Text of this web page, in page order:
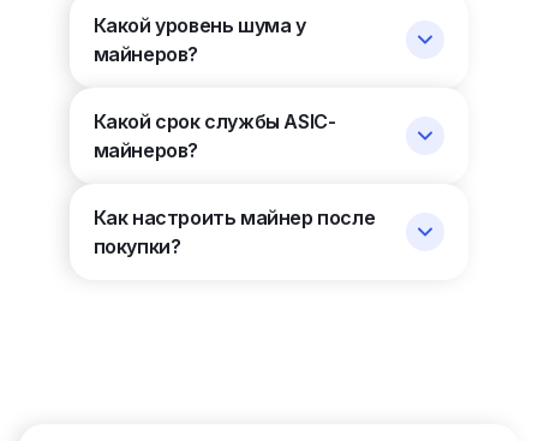
Какой уровень шума у
майнеров?
Какой срок службы ASIC-
майнеров?
Как настроить майнер после
покупки?